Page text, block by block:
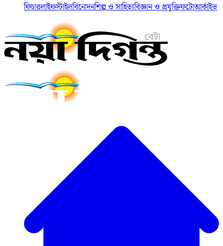
ফিচারলাইফস্টাইলবিনোদনশিল্প ও সাহিত্যবিজ্ঞান ও প্রযুক্তিফটোআর্কাইভ